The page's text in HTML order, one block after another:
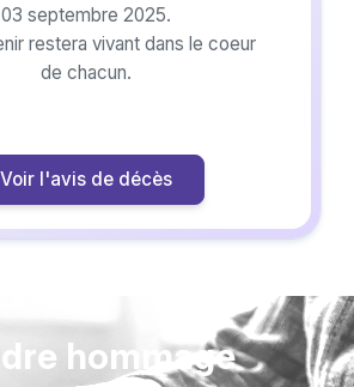
03 septembre 2025.
restera vivant dans le coeur
de chacun.
Voir l'avis de décès
hommage